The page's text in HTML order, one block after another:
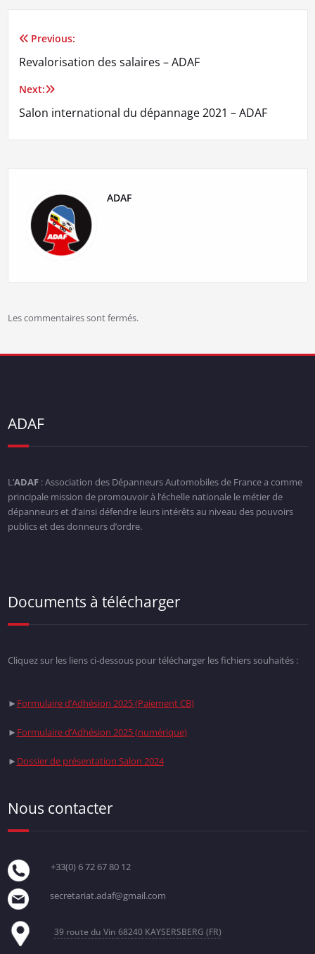
Navigation
de
l’article
Previous:
Revalorisation des salaires – ADAF
Next:
Salon international du dépannage 2021 – ADAF
ADAF
Les commentaires sont fermés.
ADAF
L’ADAF: Association des Dépanneurs Automobiles de France a comme
principale mission de promouvoir à l’échelle nationale le métier de
dépanneurs et d’ainsi défendre leurs intérêts au niveau des pouvoirs
publics et des donneurs d’ordre.
Documents à télécharger
Cliquez sur les liens ci-dessous pour télécharger les fichiers souhaités :
► Formulaire d’Adhésion 2025 (Paiement CB)
► Formulaire d’Adhésion 2025 (numérique)
► Dossier de présentation Salon 2024
Nous contacter
+33(0) 6 72 67 80 12
secretariat.adaf@gmail.com
39 route du Vin 68240 KAYSERSBERG (FR)